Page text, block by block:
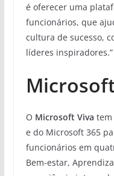
é oferecer uma
funcionários, que
cultura de sucesso,
líderes inspiradores.”
O Microsoft Viva tem
e do Microsoft 365
funcionários em
Bem-estar,